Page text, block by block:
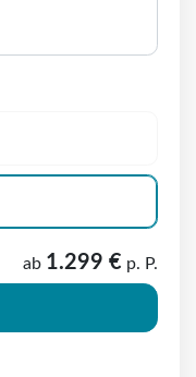
ab 1.299 € p. P.